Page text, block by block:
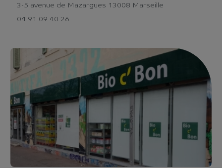
3-5 avenue de Mazargues 13008 Marseille
04 91 09 40 26